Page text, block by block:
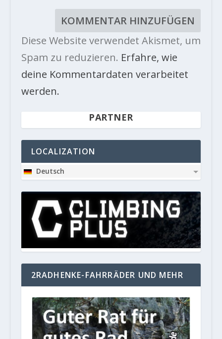
Diese Website verwendet Akismet, um
Spam zu reduzieren. Erfahre, wie
deine Kommentardaten verarbeitet
werden.
PARTNER
LOCALIZATION
Deutsch
2RADHENKE-FAHRRÄDER UND MEHR